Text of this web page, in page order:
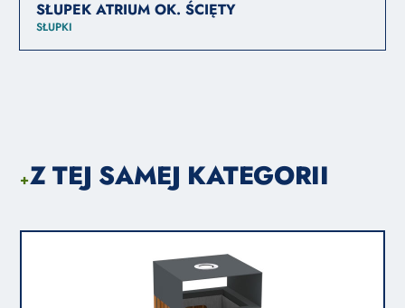
SŁUPEK ATRIUM OK. ŚCIĘTY
SŁUPKI
+Z TEJ SAMEJ KATEGORII